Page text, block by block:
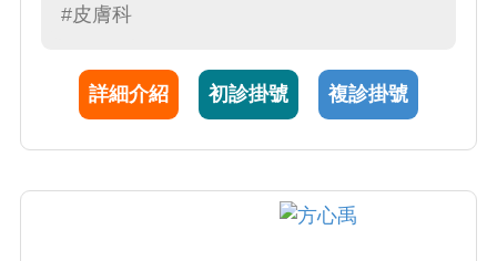
#皮膚科
詳細介紹 初診掛號 複診掛號